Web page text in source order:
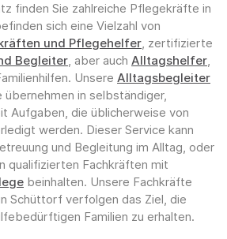
finden Sie zahlreiche Pflegekräfte in
sich eine Vielzahl von
und Pflegehelfer, zertifizierte
Begleiter, aber auch Alltagshelfer,
Unsere Alltagsbegleiter
in selbständiger,
Aufgaben, die üblicherweise von
werden. Dieser Service kann
und Begleitung im Alltag, oder
qualifizierten Fachkräften mit
beinhalten. Unsere Fachkräfte
Schüttorf verfolgen das Ziel, die
Familien zu erhalten.